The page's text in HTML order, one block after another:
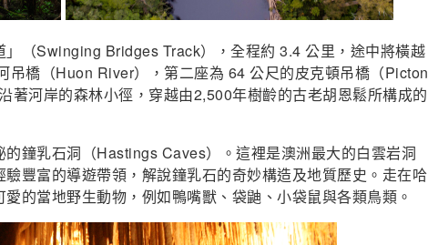
（Swinging Bridges Track），全程約 3.4 公里，途中將橫越
吊橋（Huon River），第二座為 64 公尺的皮克頓吊橋（Picton
著河岸的森林小徑，穿越由2,500年樹齡的古老胡恩鬆所構成的
鐘乳石洞（Hastings Caves）。這裡是澳洲最大的白雲岩洞
豐富的導遊帶領，解說鐘乳石的奇妙構造及地質歷史。走在哈
的當地野生動物，例如鴨嘴獸、袋鼬、小袋鼠與各類鳥類。